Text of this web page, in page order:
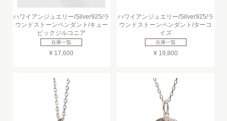
ハワイアンジュエリー/Silver925/ラ
ウンドストーンペンダント/キュー
ビックジルコニア
在庫一覧
¥ 17,600
ハワイアンジュエリー/Silver925/ラ
ウンドストーンペンダント/ターコ
イズ
在庫一覧
¥ 19,800